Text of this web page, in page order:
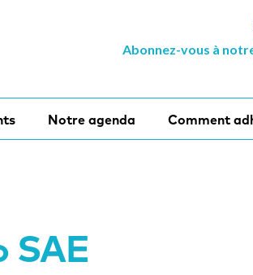
Abonnez-vous à
Notre agenda Comment
SAE